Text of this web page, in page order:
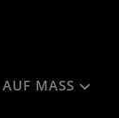
AUF MASS